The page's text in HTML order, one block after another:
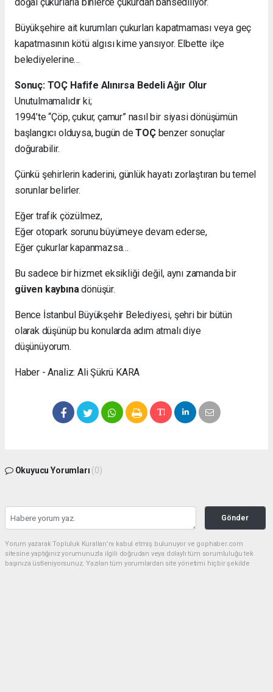
Büyükşehire ait kurumları çukurları kapatmaması veya geç
kapatmasının kötü algısı kime yansıyor. Elbette ilçe
belediyelerine…
Sonuç: TOÇ Hafife Alınırsa Bedeli Ağır Olur
Unutulmamalıdır ki;
1994’te “Çöp, çukur, çamur” nasıl bir siyasi dönüşümün
başlangıcı olduysa, bugün deTOÇbenzer sonuçlar
doğurabilir.
Çünkü şehirlerin kaderini, günlük hayatı zorlaştıran bu temel
sorunlar belirler.
Eğer trafik çözülmez,
Eğer otopark sorunu büyümeye devam ederse,
Eğer çukurlar kapanmazsa…
Bu sadece bir hizmet eksikliği değil, aynı zamanda bir
güven kaybınadönüşür.
Bence İstanbul Büyükşehir Belediyesi, şehri bir bütün
olarak düşünüp bu konularda adım atmalı diye
düşünüyorum.
Haber - Analiz: Ali Şükrü KARA
Okuyucu Yorumları (0)
Gönder
Yorum yazarak Topluluk Kuralları’nı kabul etmiş bulunuyor ve gophaber.com
sitesine yaptığınız yorumunuzla ilgili doğrudan veya dolaylı tüm sorumluluğu tek
başınıza üstleniyorsunuz. Yazılan tüm yorumlardan site yönetimi hiçbir şekilde